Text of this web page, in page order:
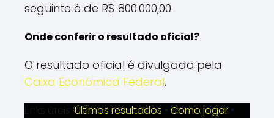
seguinte é de R$ 800.000,00.
Onde conferir o resultado oficial?
O resultado oficial é divulgado pela
Caixa Econômica Federal.
Links úteis: Últimos resultados • Como jogar •